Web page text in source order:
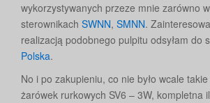
wykorzystywanych przeze mnie zarówno
sterownikach SWNN, SMNN.
realizacją podobnego pulpitu odsyłam do
Polska.
No i po zakupieniu, co nie było wcale
żarówek rurkowych SV6 – 3W, kompletna